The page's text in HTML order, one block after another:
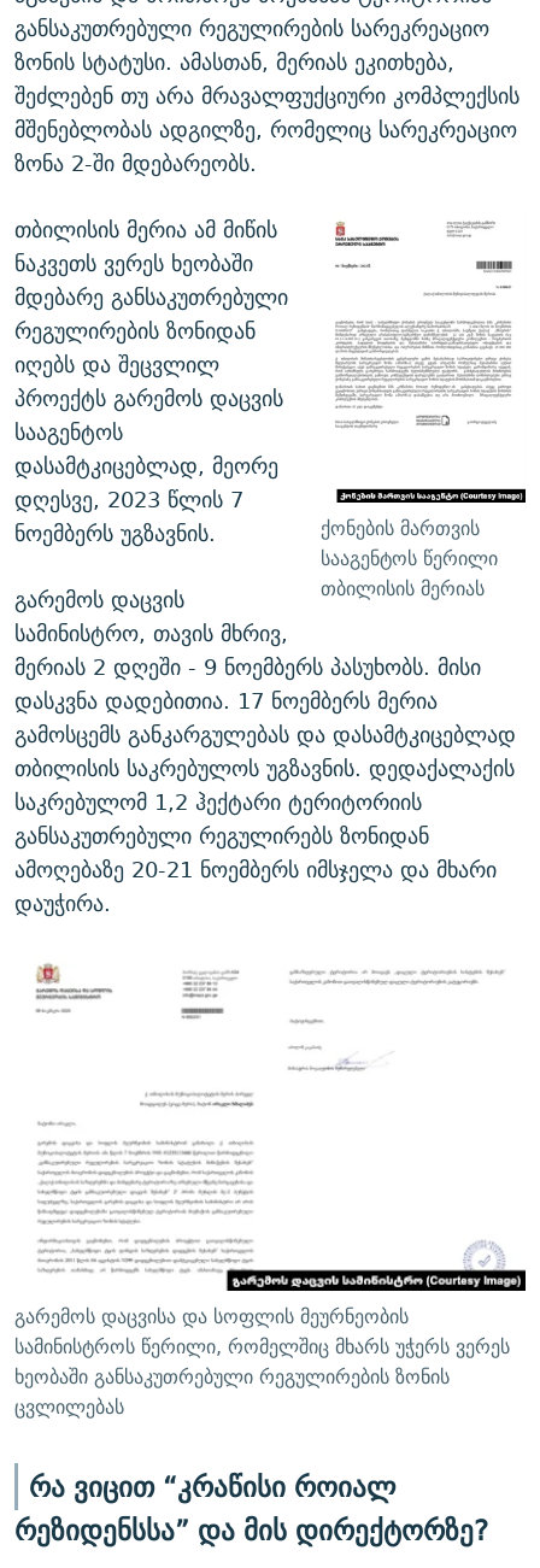
განსაკუთრებული რეგულირების სარეკრეაციო
ზონის სტატუსი. ამასთან, მერიას ეკითხება,
შეძლებენ თუ არა მრავალფუქციური კომპლექსის
მშენებლობას ადგილზე, რომელიც სარეკრეაციო
ზონა 2-ში მდებარეობს.
ქონების მართვის
სააგენტოს წერილი
თბილისის მერიას
თბილისის მერია ამ მიწის
ნაკვეთს ვერეს ხეობაში
მდებარე განსაკუთრებული
რეგულირების ზონიდან
იღებს და შეცვლილ
პროექტს გარემოს დაცვის
სააგენტოს
დასამტკიცებლად, მეორე
დღესვე, 2023 წლის 7
ნოემბერს უგზავნის.
გარემოს დაცვის
სამინისტრო, თავის მხრივ,
მერიას 2 დღეში - 9 ნოემბერს პასუხობს. მისი
დასკვნა დადებითია. 17 ნოემბერს მერია
გამოსცემს განკარგულებას და დასამტკიცებლად
თბილისის საკრებულოს უგზავნის. დედაქალაქის
საკრებულომ 1,2 ჰექტარი ტერიტორიის
განსაკუთრებული რეგულირებს ზონიდან
ამოღებაზე 20-21 ნოემბერს იმსჯელა და მხარი
დაუჭირა.
გარემოს დაცვისა და სოფლის მეურნეობის
სამინისტროს წერილი, რომელშიც მხარს უჭერს ვერეს
ხეობაში განსაკუთრებული რეგულირების ზონის
ცვლილებას
რა ვიცით “კრაწისი როიალ
რეზიდენსსა” და მის დირექტორზე?